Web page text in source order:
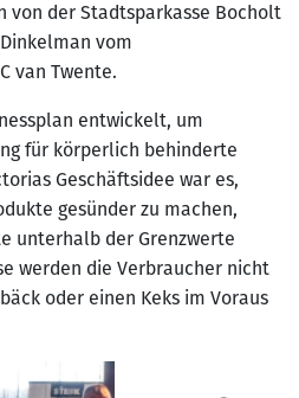
von der Stadtsparkasse Bocholt
vom
van Twente.
entwickelt, um
für körperlich behinderte
Geschäftsidee war es,
gesünder zu machen,
unterhalb der Grenzwerte
werden die Verbraucher nicht
oder einen Keks im Voraus